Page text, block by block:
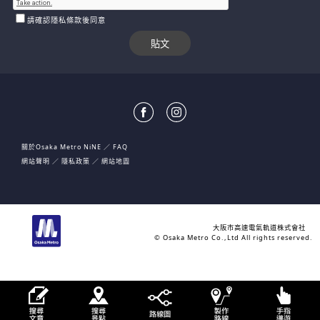
請確認隱私條款後同意
關於Osaka Metro NiNE
FAQ
網站聲明
隱私政策 網站地圖
大阪市高速電氣軌道株式會社
© Osaka Metro Co.,Ltd All rights reserved.